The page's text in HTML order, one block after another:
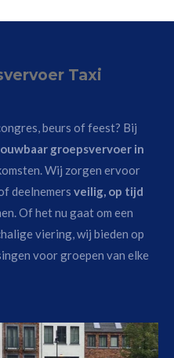
Taxi
beurs of feest? Bij
groepsvervoer in
Wij zorgen ervoor
deelnemers veilig, op tijd
Of het nu gaat om een
viering, wij bieden op
voor groepen van elke